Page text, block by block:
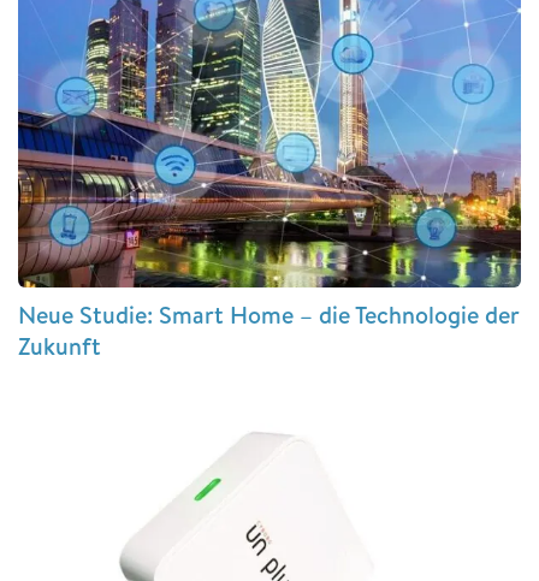
Neue Studie: Smart Home – die Technologie der
Zukunft